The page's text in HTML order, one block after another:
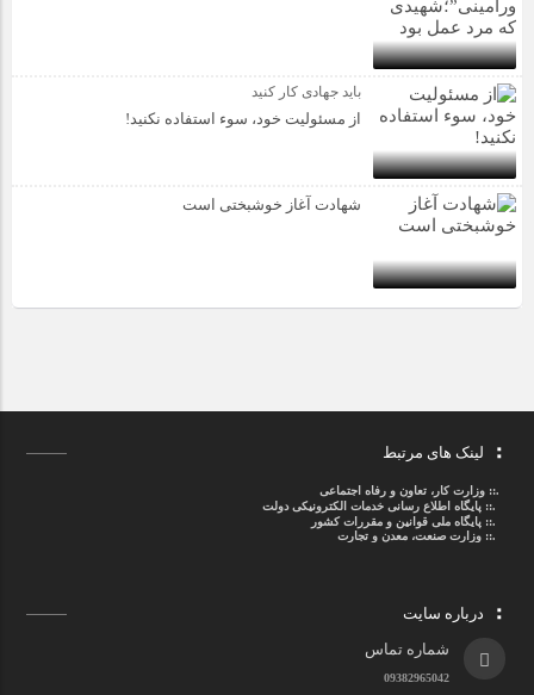
باید جهادی کار کنید
از مسئولیت خود، سوء استفاده نکنید!
شهادت آغاز خوشبختی است
لینک های مرتبط
.::وزارت کار، تعاون و رفاه اجتماعی
.::پایگاه اطلاع رسانی خدمات الکترونیکی دولت
.::پایگاه ملی قوانین و مقررات کشور
.:: وزارت صنعت، معدن و تجارت
درباره سایت
شماره تماس
09382965042